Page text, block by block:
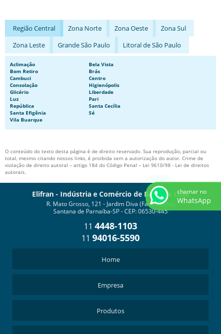
BOMBAS DE ENGRENAGEM EM INOX
BOMBAS NORMALIZADAS
BOMBAS PARA CAMINHÃO TANQUE DE COMBUSTÍVEL
BOMBAS PARA TRANSPORTES DE ASFALTO
BOMBAS PARA TRANSPORTES DE COMBUSTÍVEL
COMPRAR BOMBA CENTRÍFUGA
COMPRAR BOMBA DE ENGRENAGEM
MOTOBOMBA DE ENGRENAGEM
Região Central Zona Norte Zona Oeste
Zona Sul
Zona Leste
Grande São Paulo Litoral de São Paulo
Aclimação
Bela Vista
Bom Retiro
Brás
Cambuci
Centro
Consolação
Higienópolis
Glicério
Liberdade
Luz
Pari
República
Santa Cecília
Santa Efigênia
Sé
Vila Buarque
O conteúdo do texto desta página é de direito reservado. Sua reprodução, parcial ou
total, mesmo citando nossos links, é proibida sem a autorização do autor. Crime de
violação de direito autoral – artigo 184 do Código Penal – Lei 9610/98 - Lei de direitos
autorais.
Elifran - Indústria e Comércio de Bombas Ltda
R. Mato Grosso, 121 - Jardim Diva (Fazendinha)
Santana de Parnaíba-SP - CEP: 06530-445
11 4448-1103
11 94016-5590
Home
Empresa
Produtos
chamar no
WhatsApp